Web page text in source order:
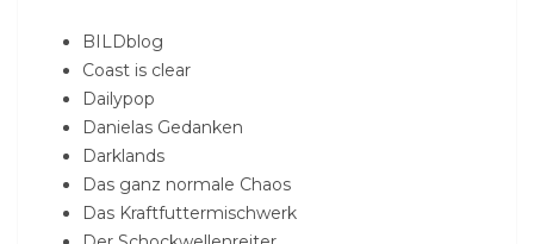
BILDblog
Coast is clear
Dailypop
Danielas Gedanken
Darklands
Das ganz normale Chaos
Das Kraftfuttermischwerk